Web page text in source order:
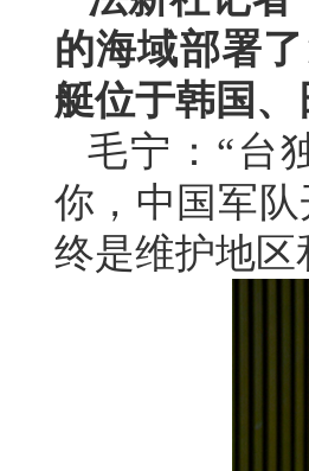
的海域部署
艇位于韩国
毛宁：“台
你，中国军
终是维护地